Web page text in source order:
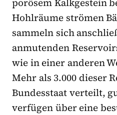
porösem Kalkgestein
Hohlräume strömen
sammeln sich
anmutenden
wie in einer anderen
Mehr als 3.000 dieser
Bundesstaat verteilt,
verfügen über eine